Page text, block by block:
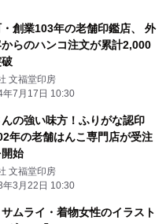
創業103年の老舗印鑑店、 外
からのハンコ注文が累計2,000
文福堂印房
年7月17日 10:30
の強い味方！ふりがな認印
年の老舗はんこ専門店が受注
始
文福堂印房
年3月22日 10:30
ムライ・着物女性のイラスト